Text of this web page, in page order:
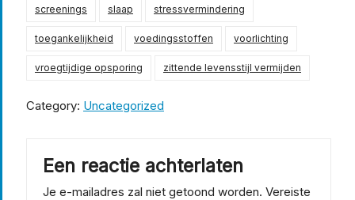
screenings slaap stressvermindering
toegankelijkheid voedingsstoffen voorlichting
vroegtijdige opsporing zittende levensstijl vermijden
Category: Uncategorized
Een reactie achterlaten
Je e-mailadres zal niet getoond worden. Vereiste